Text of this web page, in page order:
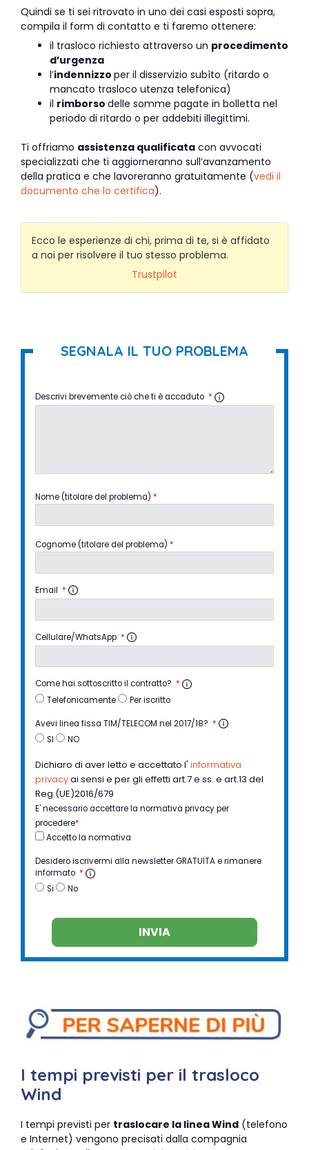
Quindi se ti sei ritrovato in uno dei casi esposti sopra,
compila il form di contatto e ti faremo ottenere:
il trasloco richiesto attraverso un procedimento
d’urgenza
l’indennizzo per il disservizio subìto (ritardo o
mancato trasloco utenza telefonica)
il rimborso delle somme pagate in bolletta nel
periodo di ritardo o per addebiti illegittimi.
Ti offriamo assistenza qualificata con avvocati
specializzati che ti aggiorneranno sull’avanzamento
della pratica e che lavoreranno gratuitamente (vedi il
documento che lo certifica).
Ecco le esperienze di chi, prima di te, si è affidato
a noi per risolvere il tuo stesso problema.
Trustpilot
SEGNALA IL TUO PROBLEMA
Descrivi brevemente ciò che ti è accaduto *
Nome (titolare del problema) *
Cognome (titolare del problema) *
Email *
Cellulare/WhatsApp *
Come hai sottoscritto il contratto? *
Telefonicamente
Per iscritto
Avevi linea fissa TIM/TELECOM nel 2017/18? *
SI
NO
Dichiaro di aver letto e accettato l' informativa
privacyai sensi e per gli effetti art.7 e ss. e art.13 del
Reg.(UE)2016/679
E' necessario accettare la normativa privacy per
procedere*
Accetto la normativa
Desidero iscrivermi alla newsletter GRATUITA e rimanere
informato *
Si
No
INVIA
I tempi previsti per il trasloco
Wind
I tempi previsti per traslocare la linea Wind (telefono
e Internet) vengono precisati dalla compagnia